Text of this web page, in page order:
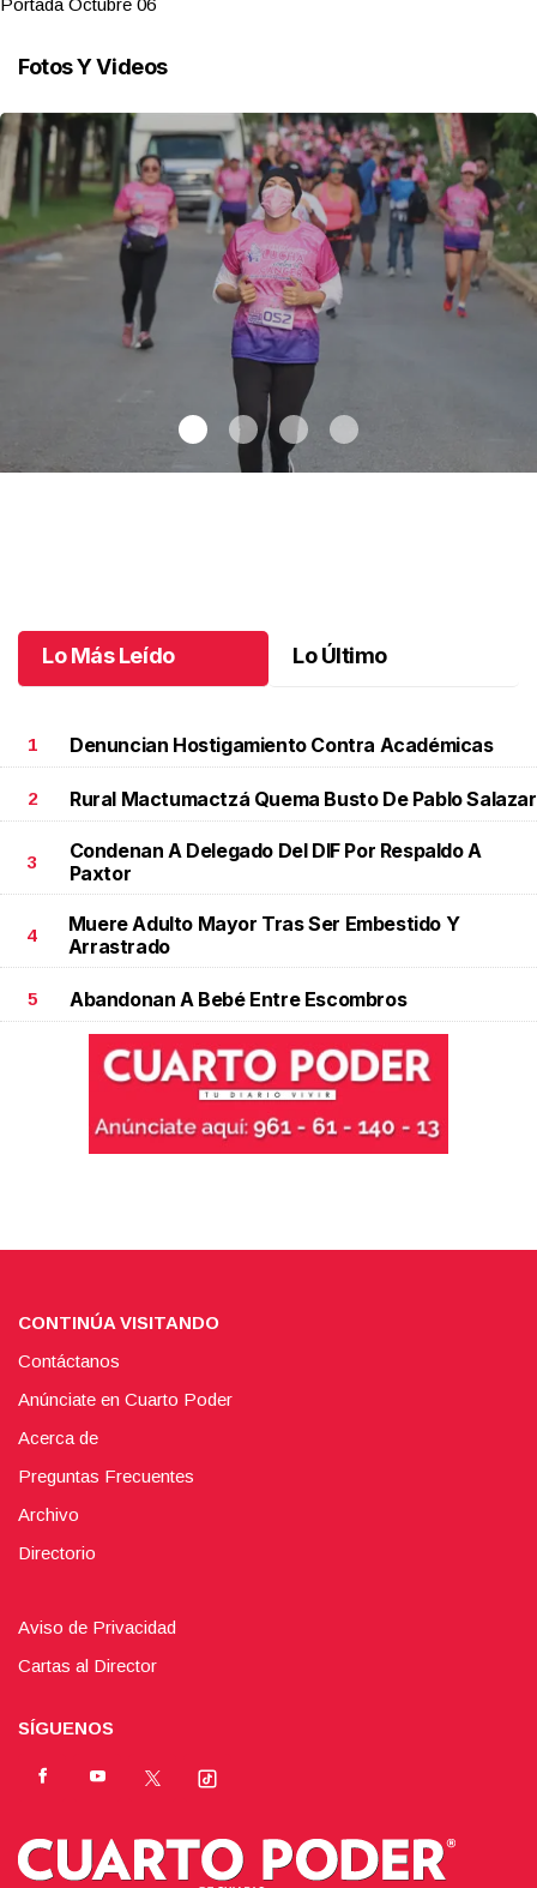
Portada Octubre 06
Fotos Y Videos
Lo Más Leído Lo Último
1 Denuncian Hostigamiento Contra Académicas
2 Rural Mactumactzá Quema Busto De Pablo Salazar
3
Condenan A Delegado Del DIF Por Respaldo A
Paxtor
4
Muere Adulto Mayor Tras Ser Embestido Y
Arrastrado
5 Abandonan A Bebé Entre Escombros
CONTINÚA VISITANDO
Contáctanos
Anúnciate en Cuarto Poder
Acerca de
Preguntas Frecuentes
Archivo
Directorio
Aviso de Privacidad
Cartas al Director
SÍGUENOS